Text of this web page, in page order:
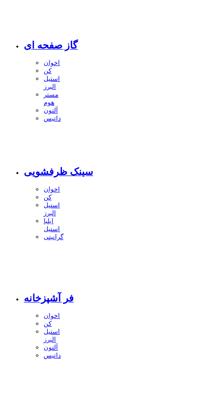
گاز صفحه ای
اخوان
کن
استیل
البرز
مستر
هوم
آلتون
داتیس
سینک ظرفشویی
اخوان
کن
استیل
البرز
ایلیا
استیل
گرانیتی
فر آشپزخانه
اخوان
کن
استیل
البرز
آلتون
داتیس